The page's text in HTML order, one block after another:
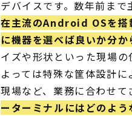
デバイスです。数年前ま
在主流のAndroid OSを搭
に機器を選べば良いか分
イズや形状といった現場
よっては特殊な筐体設計
現場など、業務に合わせて
ーターミナルにはどのよ